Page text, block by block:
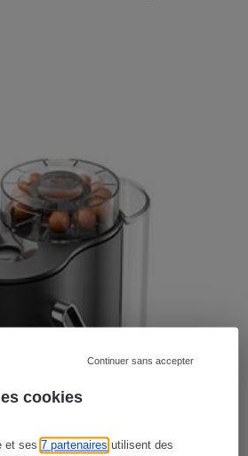
cookies
et ses7 partenaires utilisent des
Continuer sans accepter